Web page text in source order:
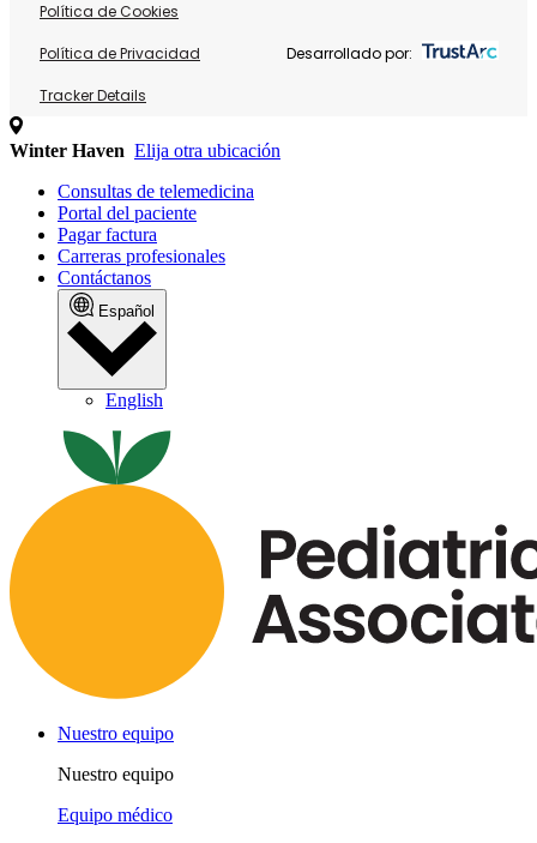
Política de Cookies
Política de Privacidad
Tracker Details
Desarrollado por:
Winter Haven Elija otra ubicación
Consultas de telemedicina
Portal del paciente
Pagar factura
Carreras profesionales
Contáctanos
Español
English
Nuestro equipo
Nuestro equipo
Equipo médico